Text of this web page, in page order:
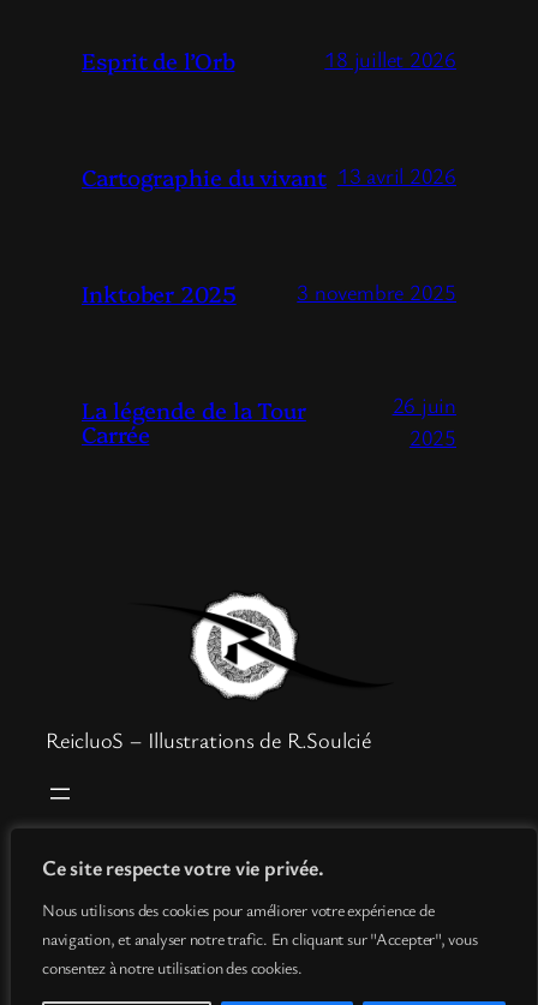
Ce site respecte votre vie privée.
Nous utilisons des cookies pour améliorer votre expérience de
navigation, et analyser notre trafic. En cliquant sur "Accepter", vous
consentez à notre utilisation des cookies.
Esprit de l’Orb 18 juillet 2026
Cartographie du vivant 13 avril 2026
Inktober 2025 3 novembre 2025
La légende de la Tour
Carrée
26 juin
2025
ReicluoS – Illustrations de R.Soulcié
Boutique
Info
Contact
Mentions légales
Conditions générales de vente